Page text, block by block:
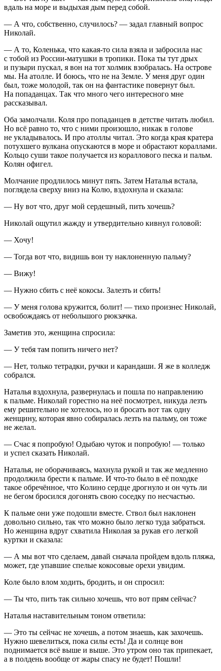
вдаль на море и выдыхая дым перед собой.
— А что, собственно, случилось? — задал главный вопрос
Николай.
— А то, Коленька, что какая-то сила взяла и забросила нас
с тобой из России-матушки в тропики. Пока ты тут дрых
и пузыри пускал, я вон на тот холмик взобралась. На острове
мы. На атолле. И боюсь, что не на Земле. У меня друг один
был, тоже молодой, так он на фантастике повернут был.
На попаданцах. Так что много чего интересного мне
рассказывал.
Оба замолчали. Коля про попаданцев в детстве читать любил.
Но всё равно то, что с ними произошло, никак в голове
не укладывалось. И про атоллы читал. Это когда края кратера
потухшего вулкана опускаются в море и обрастают кораллами.
Кольцо суши такое получается из кораллового песка и пальм.
Колян офигел.
Молчание продлилось минут пять. Затем Наталья встала,
поглядела сверху вниз на Колю, вздохнула и сказала:
— Ну вот что, друг мой сердешный, пить хочешь?
Николай ощутил жажду и утвердительно кивнул головой:
— Хочу!
— Тогда вот что, видишь вон ту наклоненную пальму?
— Вижу!
— Нужно сбить с неё кокосы. Залезть и сбить!
— У меня голова кружится, болит! — тихо произнес Николай,
освобождаясь от небольшого рюкзачка.
Заметив это, женщина спросила:
— У тебя там попить ничего нет?
— Нет, только тетрадки, ручки и карандаши. Я же в колледж
собрался.
Наталья вздохнула, развернулась и пошла по направлению
к пальме. Николай горестно на неё посмотрел, никуда лезть
ему решительно не хотелось, но и бросать вот так одну
женщину, которая явно собиралась лезть на пальму, он тоже
не желал.
— Счас я попробую! Одыбаю чуток и попробую! — только
и успел сказать Николай.
Наталья, не оборачиваясь, махнула рукой и так же медленно
продолжила брести к пальме. И что-то было в её походке
такое обречённое, что Колино сердце дрогнуло и он чуть ли
не бегом бросился догонять свою соседку по несчастью.
К пальме они уже подошли вместе. Ствол был наклонен
довольно сильно, так что можно было легко туда забраться.
Но женщина вдруг схватила Николая за рукав его легкой
куртки и сказала:
— А мы вот что сделаем, давай сначала пройдем вдоль пляжа,
может, где упавшие спелые кокосовые орехи увидим.
Коле было влом ходить, бродить, и он спросил:
— Ты что, пить так сильно хочешь, что вот прям сейчас?
Наталья наставительным тоном ответила:
— Это ты сейчас не хочешь, а потом знаешь, как захочешь.
Нужно шевелиться, пока силы есть! Да и солнце вон
поднимается всё выше и выше. Это утром оно так припекает,
а в полдень вообще от жары спасу не будет! Пошли!